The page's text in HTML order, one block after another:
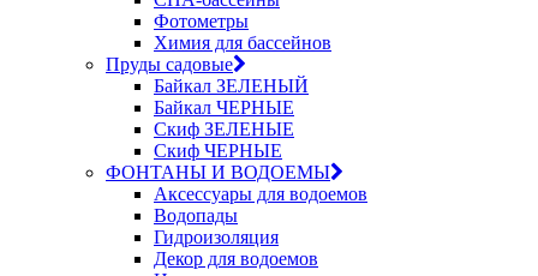
Фотометры
Химия для бассейнов
Пруды садовые
Байкал ЗЕЛЕНЫЙ
Байкал ЧЕРНЫЕ
Скиф ЗЕЛЕНЫЕ
Скиф ЧЕРНЫЕ
ФОНТАНЫ И ВОДОЕМЫ
Аксессуары для водоемов
Водопады
Гидроизоляция
Декор для водоемов